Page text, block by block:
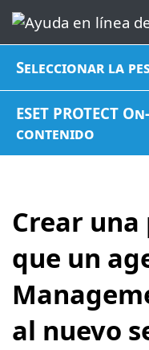
Seleccionar la
ESET PROTECT
contenido
Crear
que un
al nuevo